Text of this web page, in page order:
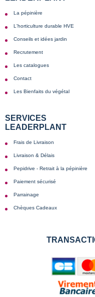
La pépinière
L'horticulture durable HVE
Conseils et idées jardin
Recrutement
Les catalogues
Contact
Les Bienfaits du végétal
SERVICES
LEADERPLANT
Frais de Livraison
Livraison & Délais
Pepidrive - Retrait à la pépinière
Paiement sécurisé
Parrainage
Chèques Cadeaux